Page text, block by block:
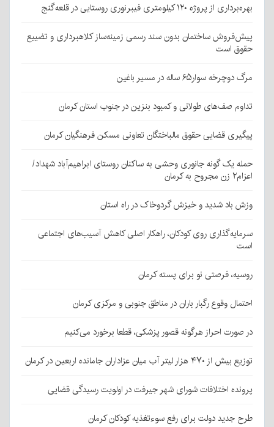
بهره‌برداری از پروژه ۱۲۰ کیلومتری فیبرنوری روستایی در قلعه‌گنج
پیش‌فروش ساختمان بدون سند رسمی زمینه‌ساز کلاهبرداری و تضییع
حقوق است
مرگ دوچرخه سوار۶۵ ساله در مسیر باغین
تداوم صف‌های طولانی و کمبود بنزین در جنوب استان کرمان
پیگیری قضایی حقوق مالباختگان تعاونی مسکن فرهنگیان کرمان
حمله یک گونه جانوری وحشی به ساکنان روستای ابراهیم‌آباد شهداد/
اعزام۲ زن مجروح به کرمان
وزش باد شدید و خیزش گردوخاک در راه استان
سرمایه‌گذاری روی کودکان، راهکار اصلی کاهش آسیب‌های اجتماعی
است
روسیه، فرصتی نو برای پسته کرمان
احتمال وقوع رگبار باران در مناطق جنوبی و مرکزی کرمان
در صورت احراز هرگونه قصور پزشکی، قطعا برخورد می‌کنیم
توزیع بیش از ۴۷۰ هزار لیتر آب میان عزاداران جامانده اربعین در کرمان
پرونده اختلافات شورای شهر جیرفت در اولویت رسیدگی قضایی
طرح جدید دولت برای رفع سوءتغذیه کودکان کرمان